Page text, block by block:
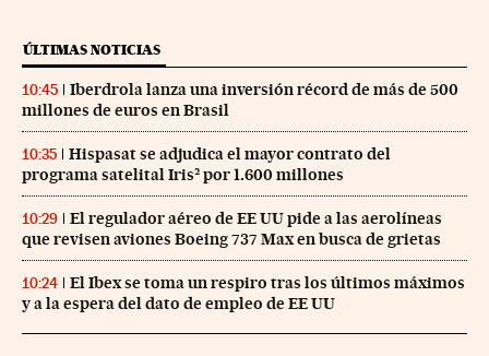
ÚLTIMAS NOTICIAS
10:45
Iberdrola lanza una inversión récord de más de 500
millones de euros en Brasil
10:35
Hispasat se adjudica el mayor contrato del
programa satelital Iris² por 1.600 millones
10:29
El regulador aéreo de EE UU pide a las aerolíneas
que revisen aviones Boeing 737 Max en busca de grietas
10:24
El Ibex se toma un respiro tras los últimos máximos
y a la espera del dato de empleo de EE UU